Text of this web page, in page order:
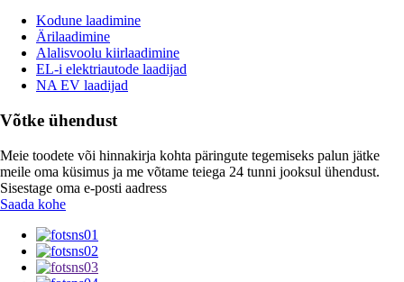
Kodune laadimine
Ärilaadimine
Alalisvoolu kiirlaadimine
EL-i elektriautode laadijad
NA EV laadijad
Võtke ühendust
Meie toodete või hinnakirja kohta päringute tegemiseks palun jätke
meile oma küsimus ja me võtame teiega 24 tunni jooksul ühendust.
Sisestage oma e-posti aadress
Saada kohe